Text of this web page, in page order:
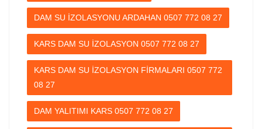
DAM SU İZOLASYONU ARDAHAN 0507 772 08 27
KARS DAM SU İZOLASYON 0507 772 08 27
KARS DAM SU İZOLASYON FİRMALARI 0507 772
08 27
DAM YALITIMI KARS 0507 772 08 27